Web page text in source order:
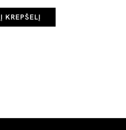
Į KREPŠELĮ